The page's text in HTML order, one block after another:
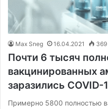
Max Sneg 16.04.2021 369
Почти 6 тысяч
вакцинированных
заразились COVID-
Примерно 5800 полностью